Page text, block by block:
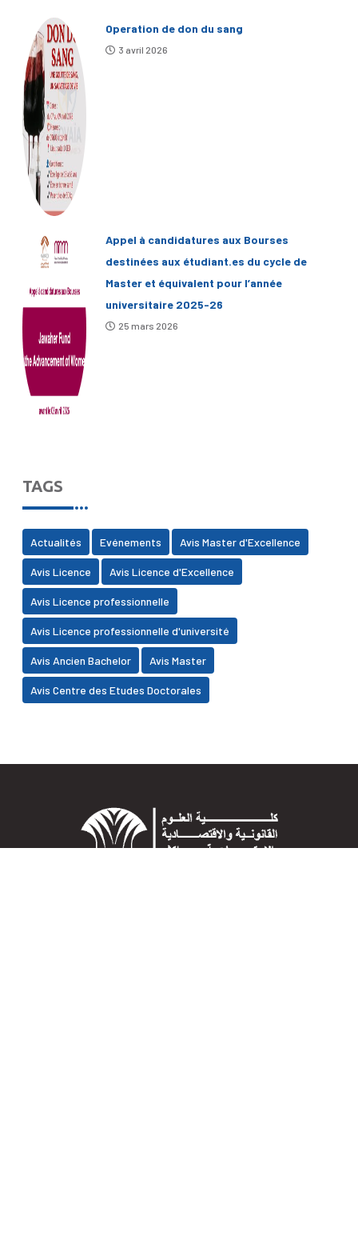
Operation de don du sang
3 avril 2026
Appel à candidatures aux Bourses
destinées aux étudiant.es du cycle de
Master et équivalent pour l’année
universitaire 2025-26
25 mars 2026
TAGS
Actualités Evénements Avis Master d'Excellence
Avis Licence Avis Licence d'Excellence
Avis Licence professionnelle
Avis Licence professionnelle d'université
Avis Ancien Bachelor Avis Master
Avis Centre des Etudes Doctorales